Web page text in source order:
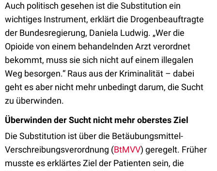
Auch politisch gesehen ist die Substitution ein
wichtiges Instrument, erklärt die Drogenbeauftragte
der Bundesregierung, Daniela Ludwig. „Wer die
Opioide von einem behandelnden Arzt verordnet
bekommt, muss sie sich nicht auf einem illegalen
Weg besorgen.“ Raus aus der Kriminalität – dabei
geht es aber nicht mehr unbedingt darum, die Sucht
zu überwinden.
Überwinden der Sucht nicht mehr oberstes Ziel
Die Substitution ist über die Betäubungsmittel-
Verschreibungsverordnung (BtMVV) geregelt. Früher
musste es erklärtes Ziel der Patienten sein, die